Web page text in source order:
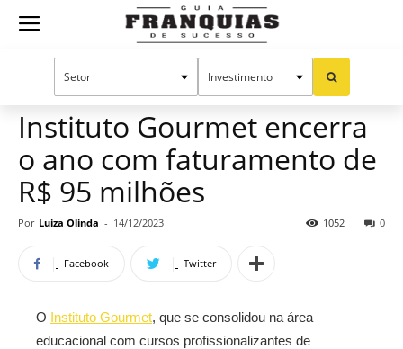
Guia
Mercado de franquias
Instituto Gourmet encerra
o ano com faturamento de
R$ 95 milhões
Por Luiza Olinda - 14/12/2023 0
1052
Facebook Twitter
O Instituto Gourmet, que se consolidou na área
educacional com cursos profissionalizantes de